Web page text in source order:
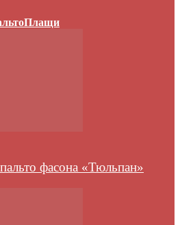
Плащи
фасона «Тюльпан»